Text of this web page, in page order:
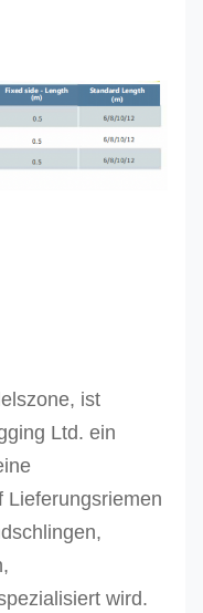
ist
Ltd. ein
Lieferungsriemen
wird.